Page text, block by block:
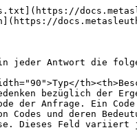
jeder Antwort die
bezüglich der
der Anfrage. Ein
und deren
Dieses Feld variiert